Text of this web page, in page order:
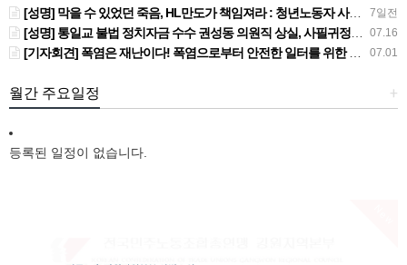
7일전
[성명] 막을 수 있었던 죽음, HL만도가 책임져라 : 청년노동자 사망사고의 철저한 진상규명과 재발방지 대책 마련하라
07.16
[성명] 통일교 불법 정치자금 수수 권성동 의원직 상실, 사필귀정이다
07.01
[기자회견] 폭염은 재난이다! 폭염으로부터 안전한 일터를 위한 민주노총 강원지역본부 폭염감시단 선포 기자회견
+
월간 주요일정
등록된 일정이 없습니다.